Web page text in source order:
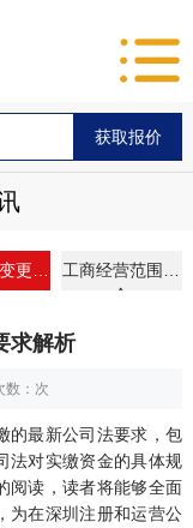
更资
工商经营范围大
全
求解析
： 次
的最新公司法要求，包
法对实缴资金的具体规
阅读，读者将能够全面
为在深圳注册和运营公